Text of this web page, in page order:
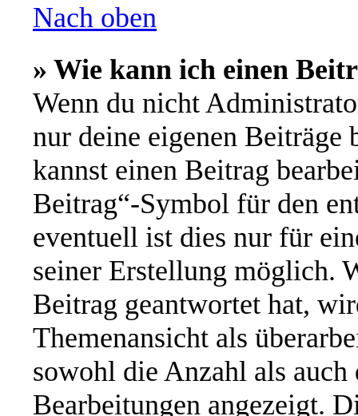
Nach oben
» Wie kann ich einen
Wenn du nicht
nur deine eigenen Beiträge
kannst einen Beitrag
Beitrag“-Symbol für den
eventuell ist dies nur für
seiner Erstellung möglich.
Beitrag geantwortet hat,
Themenansicht als
sowohl die Anzahl als
Bearbeitungen angezeigt.